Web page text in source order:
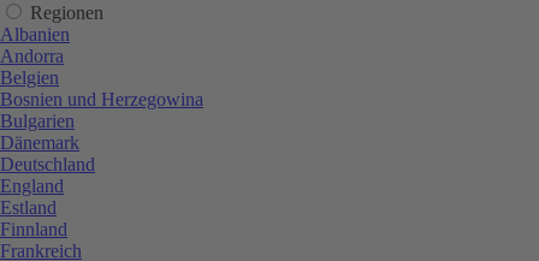
Regionen
Albanien
Andorra
Belgien
Bosnien und Herzegowina
Bulgarien
Dänemark
Deutschland
England
Estland
Finnland
Frankreich